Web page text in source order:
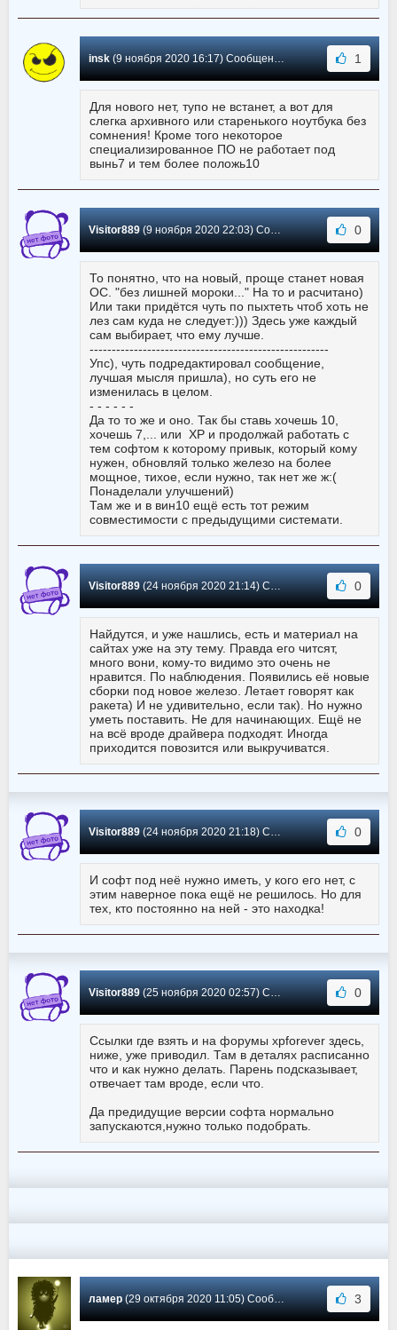
insk(9 ноября 2020 16:17) Сообщение #2438 1
Для нового нет, тупо не встанет, а вот для
слегка архивного или старенького ноутбука без
сомнения! Кроме того некоторое
специализированное ПО не работает под
вынь7 и тем более положь10
Visitor889(9 ноября 2020 22:03) Сообщение #2437 0
То понятно, что на новый, проще станет новая
ОС. "без лишней мороки..." На то и расчитано)
Или таки придётся чуть по пыхтеть чтоб хоть не
лез сам куда не следует:))) Здесь уже каждый
сам выбирает, что ему лучше.
------------------------------------------------------
Упс), чуть подредактировал сообщение,
лучшая мысля пришла), но суть его не
изменилась в целом.
- - - - - -
Да то то же и оно. Так бы ставь хочешь 10,
хочешь 7,... или ХР и продолжай работать с
тем софтом к которому привык, который кому
нужен, обновляй только железо на более
мощное, тихое, если нужно, так нет же ж:(
Понаделали улучшений)
Там же и в вин10 ещё есть тот режим
совместимости с предыдущими системати.
Visitor889(24 ноября 2020 21:14) Сообщение #2436 0
Найдутся, и уже нашлись, есть и материал на
сайтах уже на эту тему. Правда его читсят,
много вони, кому-то видимо это очень не
нравится. По наблюдения. Появились её новые
сборки под новое железо. Летает говорят как
ракета) И не удивительно, если так). Но нужно
уметь поставить. Не для начинающих. Ещё не
на всё вроде драйвера подходят. Иногда
приходится повозится или выкручиватся.
Visitor889(24 ноября 2020 21:18) Сообщение #2435 0
И софт под неё нужно иметь, у кого его нет, с
этим наверное пока ещё не решилось. Но для
тех, кто постоянно на ней - это находка!
Visitor889(25 ноября 2020 02:57) Сообщение #2434 0
Ссылки где взять и на форумы xpforever здесь,
ниже, уже приводил. Там в деталях расписанно
что и как нужно делать. Парень подсказывает,
отвечает там вроде, если что.
Да предидущие версии софта нормально
запускаются,нужно только подобрать.
ламер(29 октября 2020 11:05) Сообщение #2433 3